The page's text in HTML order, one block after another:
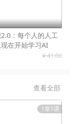
：每个人的人工
在开始学习AI
¥ 41.00
查看全部
1章1课